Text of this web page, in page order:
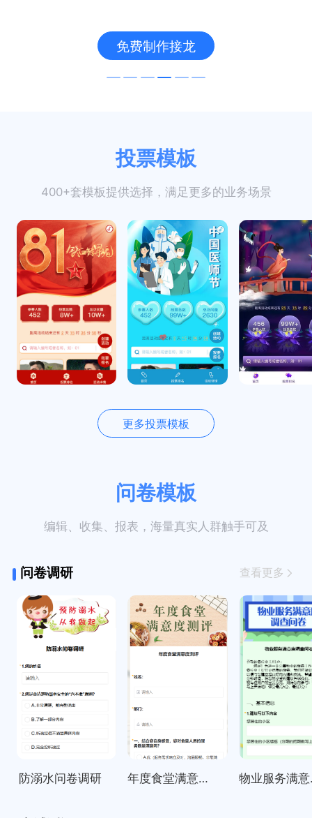
免费制作接龙
投票模板
400+套模板提供选择，满足更多的业务场景
更多投票模板
问卷模板
编辑、收集、报表，海量真实人群触手可及
问卷调研 查看更多
防溺水问卷调研 年度食堂满意度测评 物